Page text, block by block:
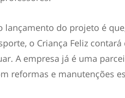
do projeto é
o Criança Feliz
A empresa já é uma
reformas e manutenções